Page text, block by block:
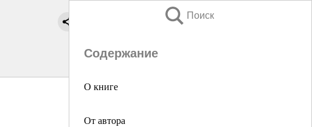
Поиск
Содержание
О книге
От автора